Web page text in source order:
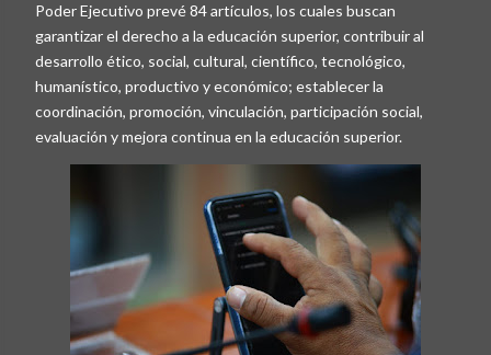
Poder Ejecutivo prevé 84 artículos, los cuales buscan
garantizar el derecho a la educación superior, contribuir al
desarrollo ético, social, cultural, científico, tecnológico,
humanístico, productivo y económico; establecer la
coordinación, promoción, vinculación, participación social,
evaluación y mejora continua en la educación superior.